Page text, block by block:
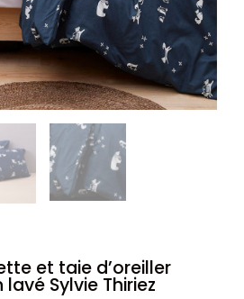
et taie d’oreiller
Sylvie Thiriez